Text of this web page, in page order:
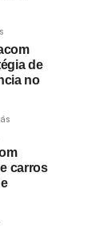
de
no
carros